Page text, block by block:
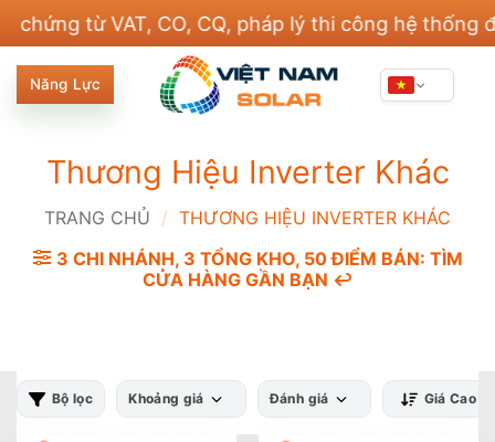
nội
dung
từ VAT, CO, CQ, pháp lý thi công hệ thống điện
Năng Lực
Thương Hiệu Inverter Khác
TRANG CHỦ / THƯƠNG HIỆU INVERTER KHÁC
3 CHI NHÁNH, 3 TỔNG KHO, 50 ĐIỂM BÁN: TÌM
CỬA HÀNG GẦN BẠN ↩️
Bộ lọc Khoảng giá Đánh giá Giá Cao -